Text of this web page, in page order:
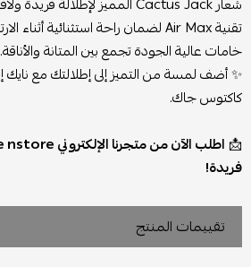
تقنية Air Max لضمان راحة استثنائية أثناء الارتداء.
خامات عالية الجودة تجمع بين المتانة والأناقة.
كاكتوس جاك.
📩
فريدة!
تقييمات المنتج